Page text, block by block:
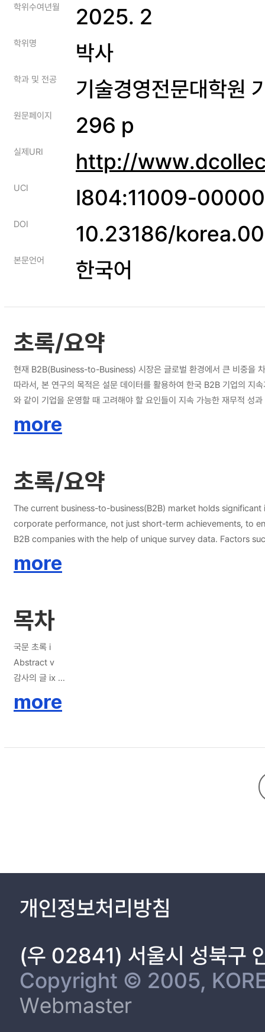
학위수여년월 2025. 2
학위명 박사
학과 및 전공 기술경영전문대학원
원문페이지 296 p
실제URI http://
UCI I804:11009-
DOI 10.23186/
본문언어 한국어
초록/요약
현재 B2B(Business-to-Business) 시장은 글로벌 환경에서 큰 비중을
따라서, 본 연구의 목적은 설문 데이터를 활용하여 한국 B2B 기업의 지속가능한 기업성과에 영향을 미칠 수
와 같이 기업을 운영할 때 고려해야 할 요인들이 지속 가능한 재무적 성
ESG 경영을 매개하여 지속 가능한 재무적 성과 및 비재무적 성과에 영향을
감수성, B2B Seller Skill, KAM은 ESG 경영을 매개함으로써 비재무적
에 영향을 미치고, 기술역량, CEO의 위험감수성, B2B Seller Skill과 ESG 경영과의 관계를 부(-)적
경영 전략을 수립할 필요성을 강조하며 ESG 경영은 CEO부터 직원에 이르기까지 모든 조직 구성원에 의해 실행되어야 함을
영향을 미치는 것을 강조한다. 또한, 기업에서는 규제 정책을 반영하고 준수하는 프로세스 정립의
서 다루지 않은 다양한 전략적 요인들을 분석하여 기업의 지속가능 기
more
초록/요약
The current business-to-business(B2B) market holds
corporate performance, not just short-term achievements, to
B2B companies with the help of unique survey data. Factors such as technological capability, the chief executive officer (CEO)’s risk-taking propensity, B2B seller skill, and key account management (KAM)
recently emerged as a new paradigm in corporate value
performance, while technological capability and the CEO’s
sustainable financial and non-financial performance
a crucial role in sustainable corporate performance. The
significantly. Likewise, all of the explanatory factors contribute
between technological capability, B2B seller skill, KAM, and
the importance of establishing an optimal ESG management
more
목차
국문 초록 ⅰ
Abstract ⅴ
감사의 글 ⅸ
표 목차 xv
5. Key Account Management 42
8. 지속가능한 기업성과 74
가. 기업의 지속가능경영 74
나. 기업의 지속가능한 경영성과 80
다. 기업의 재무적 성과 82
라. 기업의 비재무적 성과 86
more
개인정보처리방침
(우 02841) 서울시 성북구
Copyright © 2005,
Webmaster